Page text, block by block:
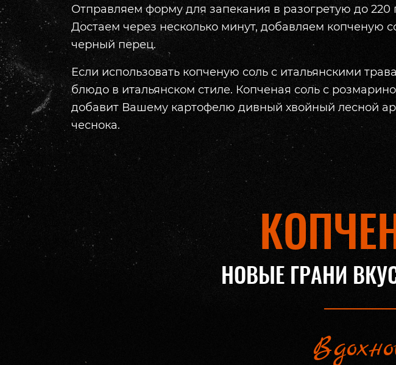
Отправляем форму для запекания в разогретую до 220
Достаем через несколько минут, добавляем копченую
черный перец.
Если использовать копченую соль с итальянскими
блюдо в итальянском стиле. Копченая соль с
добавит Вашему картофелю дивный хвойный лесной
чеснока.
НОВЫЕ ГРАНИ